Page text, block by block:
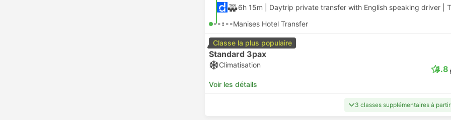
6h 15m | Daytrip private transfer with English speaking driver
--:--Manises Hotel Transfer
Classe la plus populaire
Standard 3pax
Climatisation
Voir les détails
4.8
3 classes supplémentaires à